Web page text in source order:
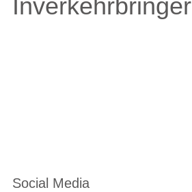
Inverkehrbringer
Social Media